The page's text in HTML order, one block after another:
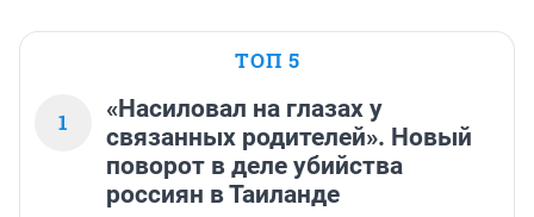
ТОП 5
1
«Насиловал на глазах у
связанных родителей». Новый
поворот в деле убийства
россиян в Таиланде